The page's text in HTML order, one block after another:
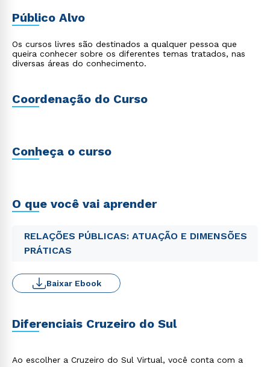
Público Alvo
Os cursos livres são destinados a qualquer pessoa que
queira conhecer sobre os diferentes temas tratados, nas
diversas áreas do conhecimento.
Coordenação do Curso
Conheça o curso
O que você vai aprender
RELAÇÕES PÚBLICAS: ATUAÇÃO E DIMENSÕES
PRÁTICAS
Baixar Ebook
Diferenciais Cruzeiro do Sul
Ao escolher a Cruzeiro do Sul Virtual, você conta com a